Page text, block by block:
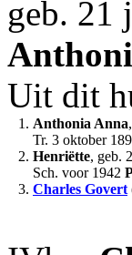
geb. 21
Uit dit
1. Anthonia Anna
Tr. 3 oktober
2. Henriëtte, geb.
Sch. voor 1942
3. Charles Govert